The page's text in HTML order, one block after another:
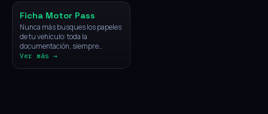
Ficha Motor Pass
Nunca más busques los papeles
de tu vehículo: toda la
documentación, siempre
disponible con un solo toque.
Ver más →